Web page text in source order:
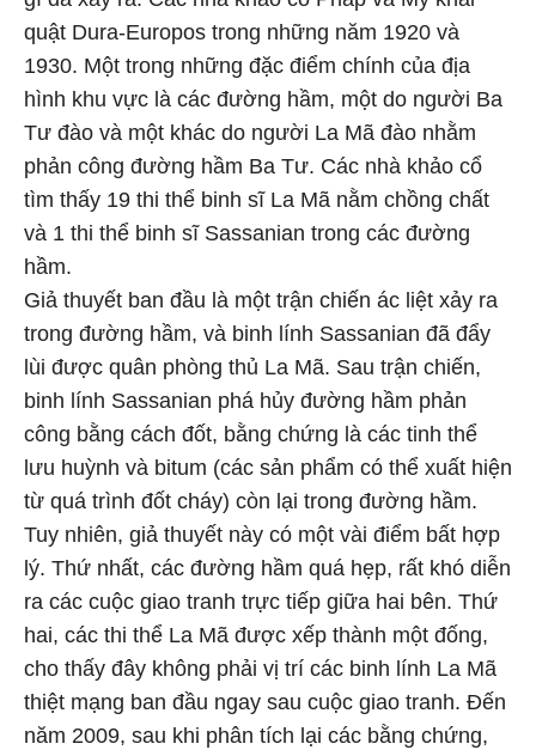
quật Dura-Europos trong những năm 1920 và
1930. Một trong những đặc điểm chính của địa
hình khu vực là các đường hầm, một do người Ba
Tư đào và một khác do người La Mã đào nhằm
phản công đường hầm Ba Tư. Các nhà khảo cổ
tìm thấy 19 thi thể binh sĩ La Mã nằm chồng chất
và 1 thi thể binh sĩ Sassanian trong các đường
hầm.
Giả thuyết ban đầu là một trận chiến ác liệt xảy ra
trong đường hầm, và binh lính Sassanian đã đẩy
lùi được quân phòng thủ La Mã. Sau trận chiến,
binh lính Sassanian phá hủy đường hầm phản
công bằng cách đốt, bằng chứng là các tinh thể
lưu huỳnh và bitum (các sản phẩm có thể xuất hiện
từ quá trình đốt cháy) còn lại trong đường hầm.
Tuy nhiên, giả thuyết này có một vài điểm bất hợp
lý. Thứ nhất, các đường hầm quá hẹp, rất khó diễn
ra các cuộc giao tranh trực tiếp giữa hai bên. Thứ
hai, các thi thể La Mã được xếp thành một đống,
cho thấy đây không phải vị trí các binh lính La Mã
thiệt mạng ban đầu ngay sau cuộc giao tranh. Đến
năm 2009, sau khi phân tích lại các bằng chứng,